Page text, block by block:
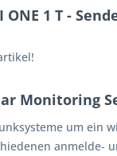
1 T -
Monitoring
um